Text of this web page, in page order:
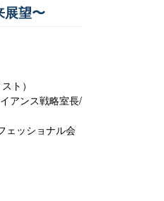
展望〜
ト）
アンス戦略室長/
ェッショナル会